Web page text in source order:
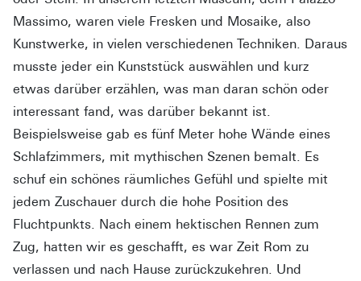
Massimo, waren viele Fresken und Mosaike, also
Kunstwerke, in vielen verschiedenen Techniken. Daraus
musste jeder ein Kunststück auswählen und kurz
etwas darüber erzählen, was man daran schön oder
interessant fand, was darüber bekannt ist.
Beispielsweise gab es fünf Meter hohe Wände eines
Schlafzimmers, mit mythischen Szenen bemalt. Es
schuf ein schönes räumliches Gefühl und spielte mit
jedem Zuschauer durch die hohe Position des
Fluchtpunkts. Nach einem hektischen Rennen zum
Zug, hatten wir es geschafft, es war Zeit Rom zu
verlassen und nach Hause zurückzukehren. Und